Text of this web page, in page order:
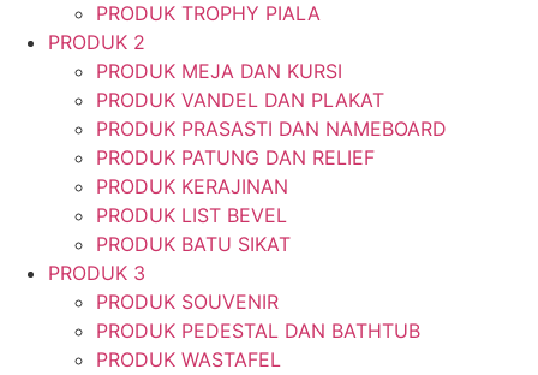
PRODUK TROPHY PIALA
PRODUK 2
PRODUK MEJA DAN KURSI
PRODUK VANDEL DAN PLAKAT
PRODUK PRASASTI DAN NAMEBOARD
PRODUK PATUNG DAN RELIEF
PRODUK KERAJINAN
PRODUK LIST BEVEL
PRODUK BATU SIKAT
PRODUK 3
PRODUK SOUVENIR
PRODUK PEDESTAL DAN BATHTUB
PRODUK WASTAFEL